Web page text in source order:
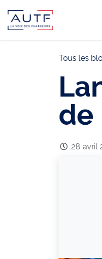
Tous les
de
28 avril